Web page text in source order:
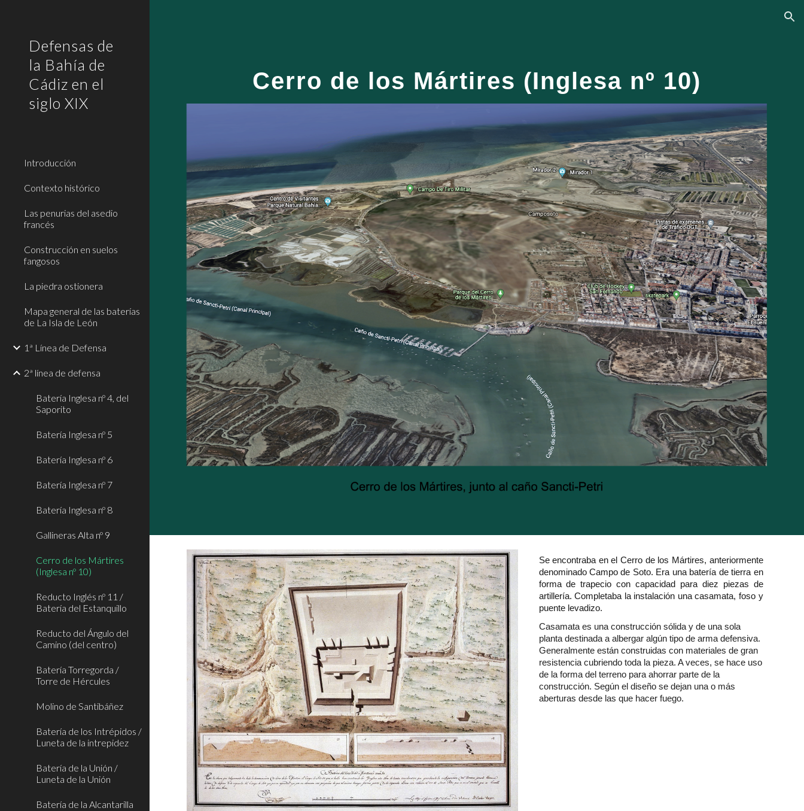
Defensas de
la Bahía de
Cádiz en el
siglo XIX
Introducción
Contexto histórico
Las penurias del asedio
francés
Construcción en suelos
fangosos
La piedra ostionera
Mapa general de las baterías
de La Isla de León
1ª Línea de Defensa
2ª línea de defensa
Batería Inglesa nº 4, del
Saporito
Batería Inglesa nº 5
Batería Inglesa nº 6
Batería Inglesa nº 7
Batería Inglesa nº 8
Gallineras Alta nº 9
Cerro de los Mártires
(Inglesa nº 10)
Reducto Inglés nº 11 /
Batería del Estanquillo
Reducto del Ángulo del
Camino (del centro)
Batería Torregorda /
Torre de Hércules
Molino de Santibáñez
Batería de los Intrépidos /
Luneta de la intrepidez
Batería de la Unión /
Luneta de la Unión
Batería de la Alcantarilla
Cerro de los Mártires (Inglesa nº 10)
Se encontraba en el Cerro de los Mártires, anteriormente
denominado Campo de Soto. Era una batería de tierra en
forma de trapecio con capacidad para diez piezas de
artillería. Completaba la instalación una casamata, foso y
puente levadizo.
Casamata es una construcción sólida y de una sola
planta destinada a albergar algún tipo de arma defensiva.
Generalmente están construidas con materiales de gran
resistencia cubriendo toda la pieza. A veces, se hace uso
de la forma del terreno para ahorrar parte de la
construcción. Según el diseño se dejan una o más
aberturas desde las que hacer fuego.